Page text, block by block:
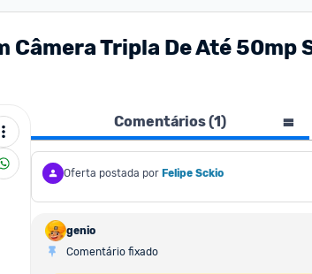
Tripla De Até 50mp
Comentários (1)
Oferta postada por Felipe Sckio
genio
Comentário fixado